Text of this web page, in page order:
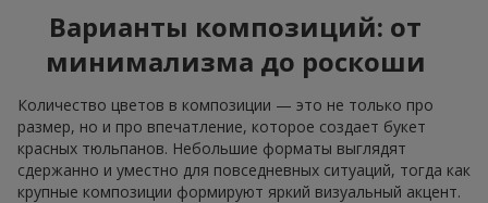
Варианты композиций: от
минимализма до роскоши
Количество цветов в композиции — это не только про
размер, но и про впечатление, которое создает букет
красных тюльпанов. Небольшие форматы выглядят
сдержанно и уместно для повседневных ситуаций, тогда как
крупные композиции формируют яркий визуальный акцент.